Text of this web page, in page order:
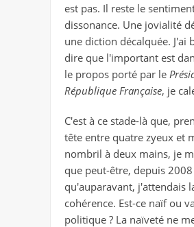
est pas. Il reste le
dissonance. Une jovialité
une diction décalquée. J'ai
dire que l'important est
le propos porté par le
République Française, je
C'est à ce stade-là que,
tête entre quatre zyeux et
nombril à deux mains, je
que peut-être, depuis
qu'auparavant, j'attendais
cohérence. Est-ce naïf ou
politique ? La naïveté ne